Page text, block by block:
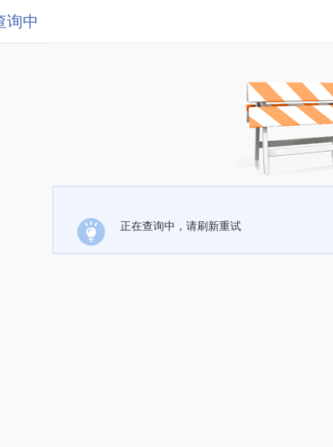
询中
正在查询中，请刷新重试